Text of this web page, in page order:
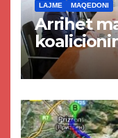
LAJME MAQEDONI
Arrihet
Kurtit dhe